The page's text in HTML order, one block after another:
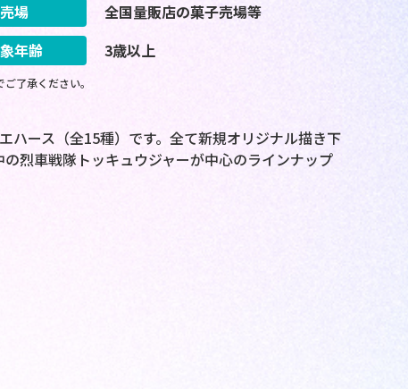
売場
全国量販店の菓子売場等
年齢 3歳以上
了承ください。
ハース（全15種）です。全て新規オリジナル描き下
烈車戦隊トッキュウジャーが中心のラインナップ